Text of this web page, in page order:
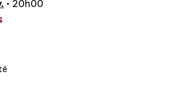
• 20h00